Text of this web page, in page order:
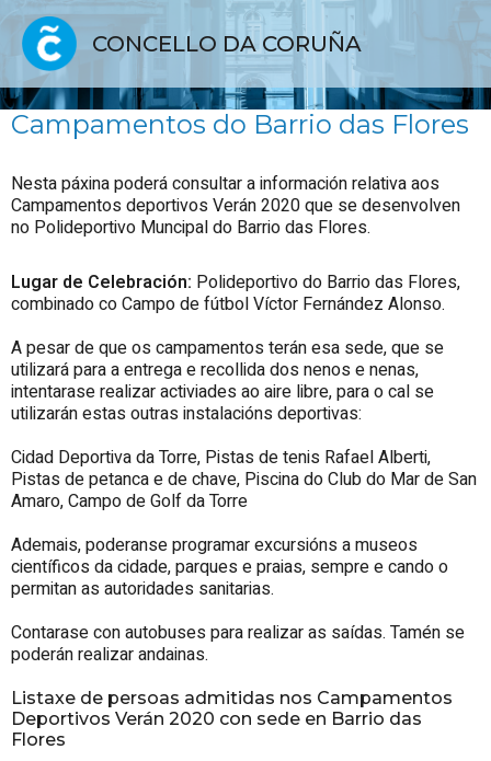
CONCELLO DA CORUÑA
Campamentos do Barrio das Flores
Nesta páxina poderá consultar a información relativa aos
Campamentos deportivos Verán 2020 que se desenvolven
no Polideportivo Muncipal do Barrio das Flores.
Lugar de Celebración: Polideportivo do Barrio das Flores,
combinado co Campo de fútbol Víctor Fernández Alonso.
A pesar de que os campamentos terán esa sede, que se
utilizará para a entrega e recollida dos nenos e nenas,
intentarase realizar activiades ao aire libre, para o cal se
utilizarán estas outras instalacións deportivas:
Cidad Deportiva da Torre, Pistas de tenis Rafael Alberti,
Pistas de petanca e de chave, Piscina do Club do Mar de San
Amaro, Campo de Golf da Torre
Ademais, poderanse programar excursións a museos
científicos da cidade, parques e praias, sempre e cando o
permitan as autoridades sanitarias.
Contarase con autobuses para realizar as saídas. Tamén se
poderán realizar andainas.
Listaxe de persoas admitidas nos Campamentos
Deportivos Verán 2020 con sede en Barrio das
Flores